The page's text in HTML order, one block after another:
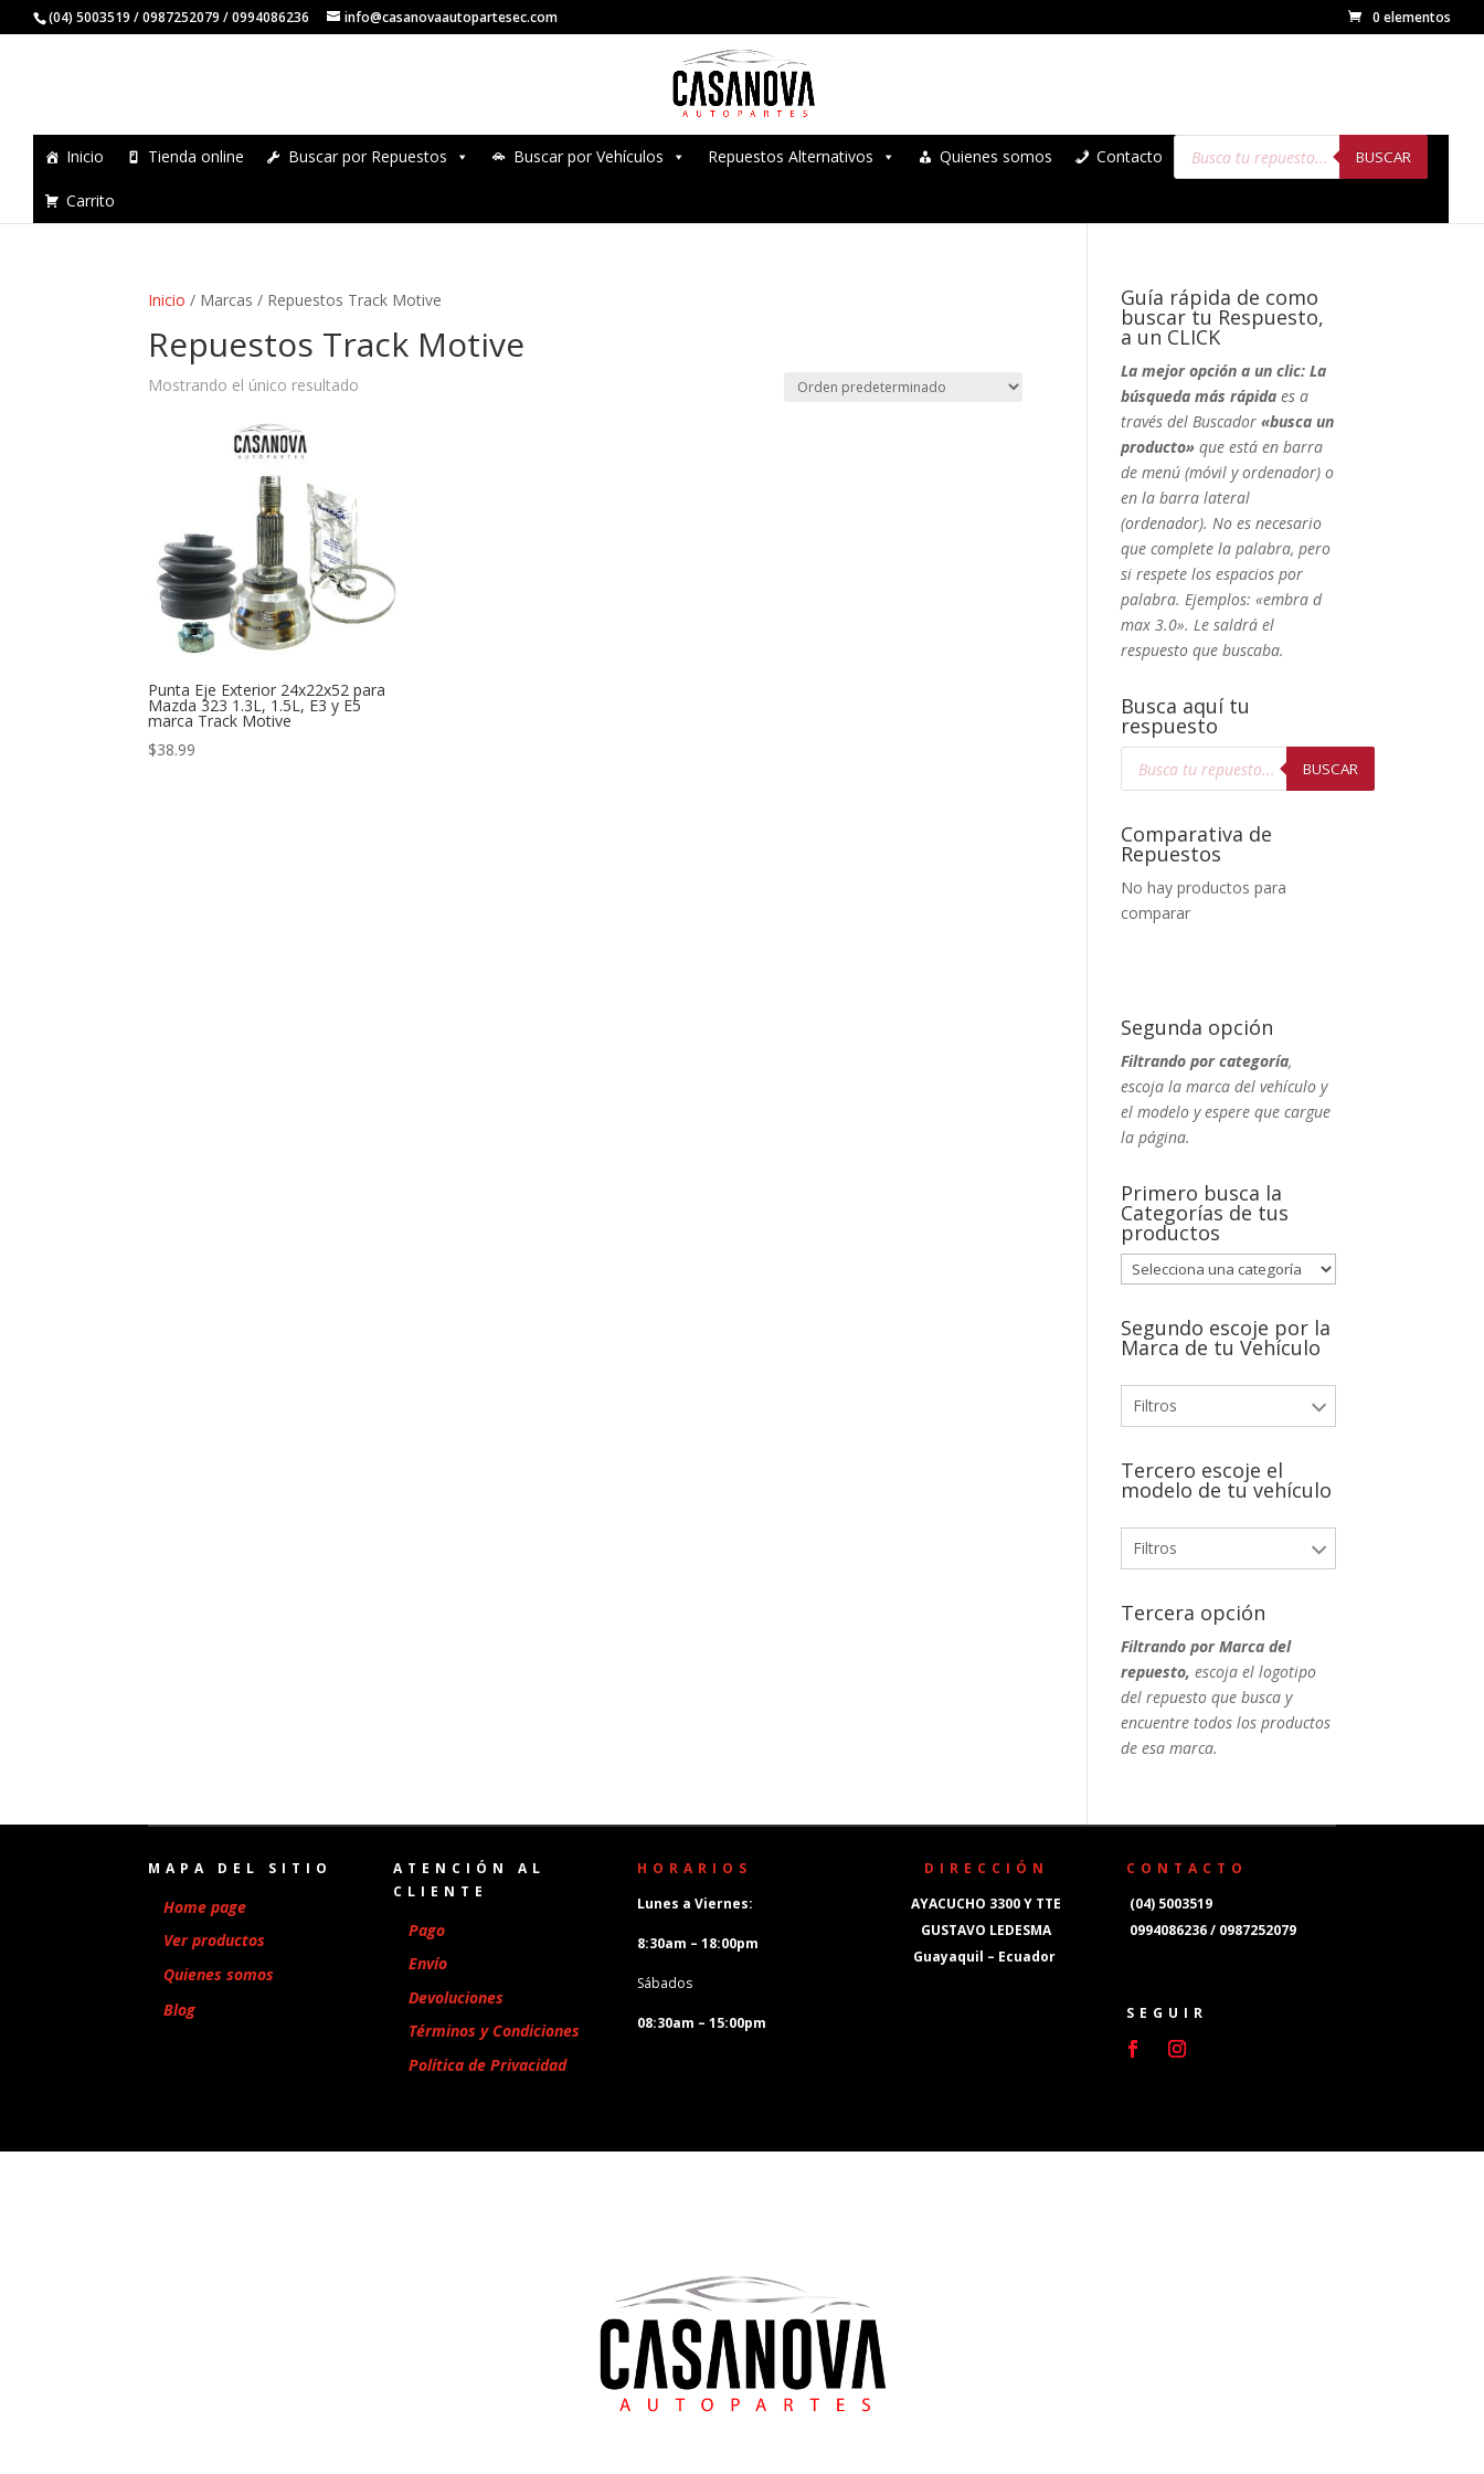
(04) 5003519 / 0987252079 / 0994086236 info@casanovaautopartesec.com 0 elementos
Inicio Tienda online Buscar por Repuestos Buscar por Vehículos Repuestos Alternativos Quienes somos Contacto
Búsqueda
productos
BUSCAR
Carrito
Inicio / Marcas / Repuestos Track Motive
Repuestos Track Motive
Mostrando el único resultado
Punta Eje Exterior 24x22x52 para
Mazda 323 1.3L, 1.5L, E3 y E5
marca Track Motive
$38.99
Guía rápida de como
buscar tu Respuesto,
a un CLICK
La mejor opción a un clic: La
búsqueda más rápida es a
través del Buscador «busca un
producto» que está en barra
de menú (móvil y ordenador) o
en la barra lateral
(ordenador). No es necesario
que complete la palabra, pero
si respete los espacios por
palabra. Ejemplos: «embra d
max 3.0». Le saldrá el
respuesto que buscaba.
Busca aquí tu
respuesto
Búsqueda
BUSCAR
Comparativa de
Repuestos
No hay productos para
comparar
Segunda opción
Filtrando por categoría,
escoja la marca del vehículo y
el modelo y espere que cargue
la página.
Primero busca la
Categorías de tus
productos
Segundo escoje por la
Marca de tu Vehículo
Filtros
Tercero escoje el
modelo de tu vehículo
Filtros
Tercera opción
Filtrando por Marca del
repuesto, escoja el logotipo
del repuesto que busca y
encuentre todos los productos
de esa marca.
MAPA DEL SITIO
Home page
Ver productos
Quienes somos
Blog
ATENCIÓN AL
CLIENTE
Pago
Envío
Devoluciones
Términos y Condiciones
Política de Privacidad
HORARIOS
Lunes a Viernes:
8:30am – 18:00pm
Sábados
08:30am – 15:00pm
DIRECCIÓN
AYACUCHO 3300 Y TTE
GUSTAVO LEDESMA
Guayaquil – Ecuador
CONTACTO
(04) 5003519
0994086236 / 0987252079
SEGUIR